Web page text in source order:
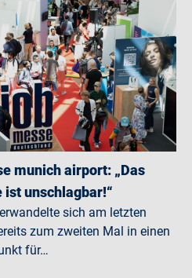
munich airport: „Das
ist unschlagbar!“
sich am letzten
zum zweiten Mal in einen
für…